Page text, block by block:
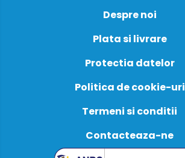
Despre noi
Plata si livrare
Protectia datelor
Politica de cookie-uri
Termeni si conditii
Contacteaza-ne